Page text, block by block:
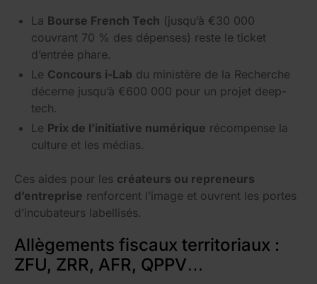
La Bourse French Tech (jusqu’à €30 000
couvrant 70 % des dépenses) reste le ticket
d’entrée phare.
Le Concours i-Lab du ministère de la Recherche
décerne jusqu’à €600 000 pour un projet deep-
tech.
Le Prix de l’initiative numérique récompense la
culture et les médias.
Ces aides pour les créateurs ou repreneurs
d’entreprise renforcent l’image et ouvrent les portes
d’incubateurs labellisés.
Allègements fiscaux territoriaux :
ZFU, ZRR, AFR, QPPV…